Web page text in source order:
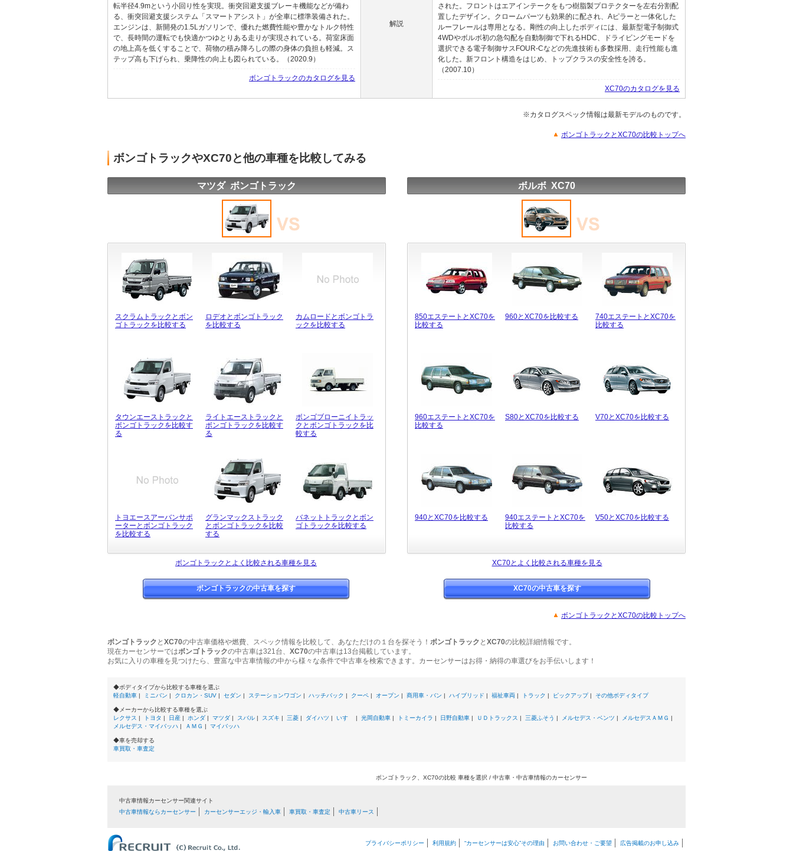
転半径4.9mという小回り性を実現。衝突回避支援ブレーキ機能などが備わ
る、衝突回避支援システム「スマートアシスト」が全車に標準装備された。
エンジンは、新開発の1.5Lガソリンで、優れた燃費性能や豊かなトルク特性
で、長時間の運転でも快適かつゆとりある走りが実現されている。荷室床面
の地上高を低くすることで、荷物の積み降ろしの際の身体の負担も軽減。ス
テップ高も下げられ、乗降性の向上も図られている。（2020.9）
ボンゴトラックのカタログを見る
解説
された。フロントはエアインテークをもつ樹脂製プロテクターを左右分割配
置したデザイン。クロームパーツも効果的に配され、Aピラーと一体化した
ルーフレールは専用となる。剛性の向上したボディには、最新型電子制御式
4WDやボルボ初の急勾配を自動制御で下れるHDC、ドライビングモードを
選択できる電子制御サスFOUR-Cなどの先進技術も多数採用、走行性能も進
化した。新フロント構造をはじめ、トップクラスの安全性を誇る。
（2007.10）
XC70のカタログを見る
※カタログスペック情報は最新モデルのものです。
ボンゴトラックとXC70の比較トップへ
ボンゴトラックやXC70と他の車種を比較してみる
マツダ ボンゴトラック
スクラムトラックとボン
ゴトラックを比較する
ロデオとボンゴトラック
を比較する
カムロードとボンゴトラ
ックを比較する
タウンエーストラックと
ボンゴトラックを比較す
る
ライトエーストラックと
ボンゴトラックを比較す
る
ボンゴブローニイトラッ
クとボンゴトラックを比
較する
トヨエースアーバンサポ
ーターとボンゴトラック
を比較する
グランマックストラック
とボンゴトラックを比較
する
バネットトラックとボン
ゴトラックを比較する
ボルボ XC70
850エステートとXC70を
比較する
960とXC70を比較する
740エステートとXC70を
比較する
960エステートとXC70を
比較する
S80とXC70を比較する V70とXC70を比較する
940とXC70を比較する
940エステートとXC70を
比較する
V50とXC70を比較する
ボンゴトラックとよく比較される車種を見る XC70とよく比較される車種を見る
ボンゴトラックの中古車を探す XC70の中古車を探す
ボンゴトラックとXC70の比較トップへ
ボンゴトラック と XC70の中古車価格や燃費、スペック情報を比較して、あなただけの１台を探そう！ ボンゴトラック と XC70の比較詳細情報です。
現在カーセンサーではボンゴトラックの中古車は321台、 XC70の中古車は13台掲載しています。
お気に入りの車種を見つけたら、豊富な中古車情報の中から様々な条件で中古車を検索できます。カーセンサーはお得・納得の車選びをお手伝いします！
◆ボディタイプから比較する車種を選ぶ
軽自動車 | ミニバン | クロカン・SUV | セダン | ステーションワゴン | ハッチバック | クーペ | オープン | 商用車・バン | ハイブリッド | 福祉車両 | トラック | ピックアップ| その他ボディタイプ
◆メーカーから比較する車種を選ぶ
レクサス | トヨタ | 日産 | ホンダ | マツダ | スバル | スズキ | 三菱 | ダイハツ | いすゞ | 光岡自動車 | トミーカイラ | 日野自動車 | ＵＤトラックス | 三菱ふそう | メルセデス・ベンツ | メルセデスＡＭＧ |
メルセデス・マイバッハ | ＡＭＧ | マイバッハ
◆車を売却する
車買取・車査定
ボンゴトラック、XC70の比較 車種を選択 / 中古車・中古車情報のカーセンサー
中古車情報カーセンサー関連サイト
中古車情報ならカーセンサー
カーセンサーエッジ・輸入車 車買取・車査定 中古車リース
プライバシーポリシー 利用規約 “カーセンサーは安心”その理由 お問い合わせ・ご要望 広告掲載のお申し込み